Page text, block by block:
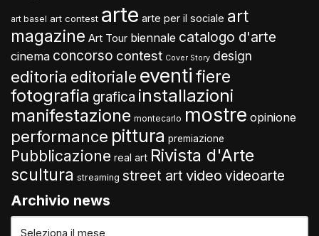
art basel art contest arte arte per il sociale art
magazine Art Tour biennale catalogo d'arte
cinema concorso contest Cover Story design
editoria editoriale eventi fiere
fotografia grafica installazioni
manifestazione montecarlo mostre opinione
performance pittura premiazione
Pubblicazione real art Rivista d'Arte
scultura streaming street art video videoarte
Archivio news